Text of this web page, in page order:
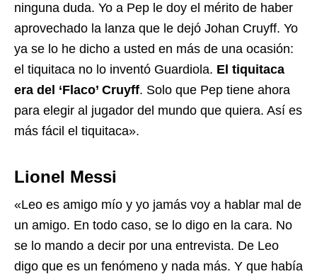
ninguna duda. Yo a Pep le doy el mérito de haber
aprovechado la lanza que le dejó Johan Cruyff. Yo
ya se lo he dicho a usted en más de una ocasión:
el tiquitaca no lo inventó Guardiola. El tiquitaca
era del ‘Flaco’ Cruyff. Solo que Pep tiene ahora
para elegir al jugador del mundo que quiera. Así es
más fácil el tiquitaca».
Lionel Messi
«Leo es amigo mío y yo jamás voy a hablar mal de
un amigo. En todo caso, se lo digo en la cara. No
se lo mando a decir por una entrevista. De Leo
digo que es un fenómeno y nada más. Y que había